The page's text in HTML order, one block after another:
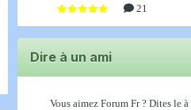
21
Dire à un ami
Vous aimez Forum Fr ? Dites le